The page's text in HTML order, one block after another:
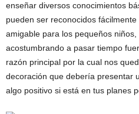
enseñar diversos conocimientos
pueden ser reconocidos
amigable para los pequeños
acostumbrando a pasar tiempo
razón principal por la cual nos
decoración que debería presentar
algo positivo si está en tus planes